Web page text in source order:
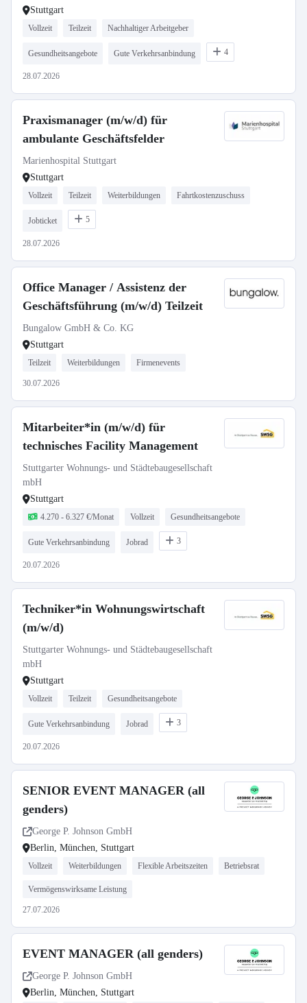
Stuttgart
Vollzeit Teilzeit Nachhaltiger Arbeitgeber
Gesundheitsangebote Gute Verkehrsanbindung 4
28.07.2026
Praxismanager (m/w/d) für
ambulante Geschäftsfelder
Marienhospital Stuttgart
Stuttgart
Vollzeit Teilzeit Weiterbildungen Fahrtkostenzuschuss
Jobticket 5
28.07.2026
Office Manager / Assistenz der
Geschäftsführung (m/w/d) Teilzeit
Bungalow GmbH & Co. KG
Stuttgart
Teilzeit Weiterbildungen Firmenevents
30.07.2026
Mitarbeiter*in (m/w/d) für
technisches Facility Management
Stuttgarter Wohnungs- und Städtebaugesellschaft
mbH
Stuttgart
4.270 - 6.327 €/Monat Vollzeit Gesundheitsangebote
Gute Verkehrsanbindung Jobrad 3
20.07.2026
Techniker*in Wohnungswirtschaft
(m/w/d)
Stuttgarter Wohnungs- und Städtebaugesellschaft
mbH
Stuttgart
Vollzeit Teilzeit Gesundheitsangebote
Gute Verkehrsanbindung Jobrad 3
20.07.2026
SENIOR EVENT MANAGER (all
genders)
George P. Johnson GmbH
Berlin, München, Stuttgart
Vollzeit Weiterbildungen Flexible Arbeitszeiten Betriebsrat
Vermögenswirksame Leistung
27.07.2026
EVENT MANAGER (all genders)
George P. Johnson GmbH
Berlin, München, Stuttgart